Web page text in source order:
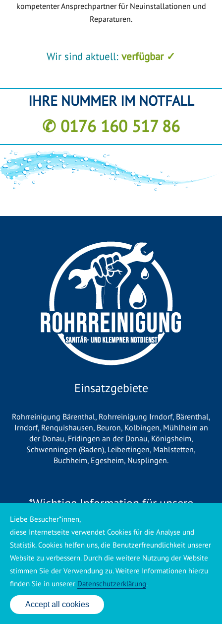
kompetenter Ansprechpartner für Neuinstallationen und
Reparaturen.
Wir sind aktuell: verfügbar ✓
IHRE NUMMER IM NOTFALL
✆ 0176 160 517 86
Einsatzgebiete
Rohrreinigung Bärenthal, Rohrreinigung Irndorf, Bärenthal,
Irndorf, Renquishausen, Beuron, Kolbingen, Mühlheim an
der Donau, Fridingen an der Donau, Königsheim,
Schwenningen (Baden), Leibertingen, Mahlstetten,
Buchheim, Egesheim, Nusplingen.
*Wichtige Information für unsere
Wir betreiben vor Ort keine eigene Niederlassung, sondern
arbeiten als mobiler Dienstleister. Unsere Einsätze werden
zentral koordiniert und durch eigene Mitarbeiter sowie
regionale Partnerbetriebe durchgeführt. Dadurch können wir
eine schnelle Verfügbarkeit und einen zuverlässigen 24/7-
Service sicherstellen. Sollte kein eigener Mitarbeiter
unmittelbar verfügbar sein, übernehmen Partnerbetriebe aus
24 Std. Service: ✆ 0176 160 517 86
Accept all cookies
Liebe Besucher*innen,
diese Internetseite verwendet Cookies für die Analyse und
Statistik. Cookies helfen uns, die Benutzerfreundlichkeit unserer
Website zu verbessern. Durch die weitere Nutzung der Website
stimmen Sie der Verwendung zu. Weitere Informationen hierzu
finden Sie in unserer Datenschutzerklärung.